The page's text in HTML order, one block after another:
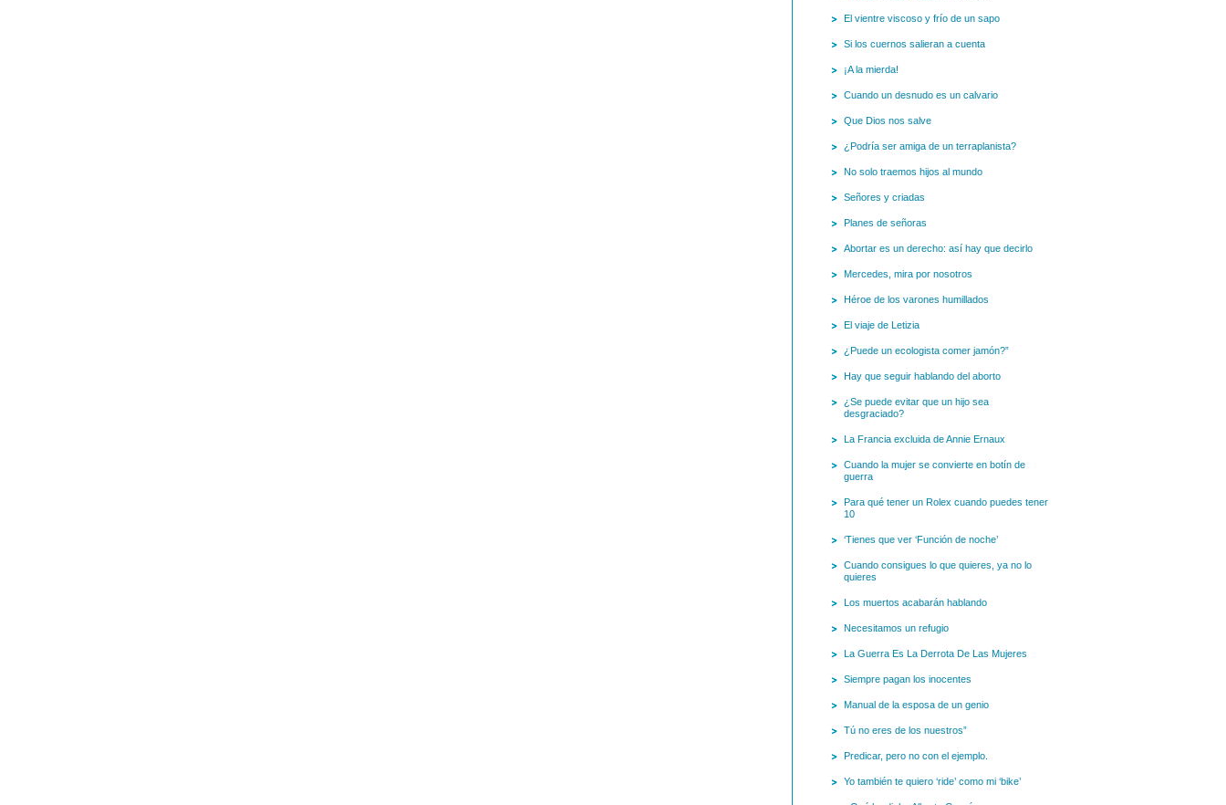
El vientre viscoso y frío de un sapo
Si los cuernos salieran a cuenta
¡A la mierda!
Cuando un desnudo es un calvario
Que Dios nos salve
¿Podría ser amiga de un terraplanista?
No solo traemos hijos al mundo
Señores y criadas
Planes de señoras
Abortar es un derecho: así hay que decirlo
Mercedes, mira por nosotros
Héroe de los varones humillados
El viaje de Letizia
¿Puede un ecologista comer jamón?”
Hay que seguir hablando del aborto
¿Se puede evitar que un hijo sea
desgraciado?
La Francia excluida de Annie Ernaux
Cuando la mujer se convierte en botín de
guerra
Para qué tener un Rolex cuando puedes tener
10
‘Tienes que ver ‘Función de noche’
Cuando consigues lo que quieres, ya no lo
quieres
Los muertos acabarán hablando
Necesitamos un refugio
La Guerra Es La Derrota De Las Mujeres
Siempre pagan los inocentes
Manual de la esposa de un genio
Tú no eres de los nuestros”
Predicar, pero no con el ejemplo.
Yo también te quiero ‘ride’ como mi ‘bike’